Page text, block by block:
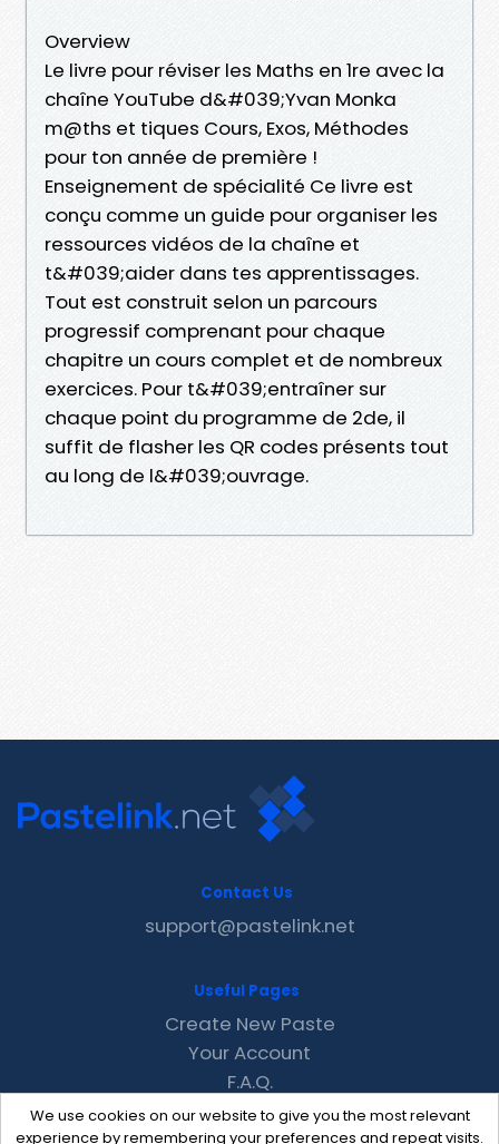
Overview
Le livre pour réviser les Maths en 1re avec la
chaîne YouTube d&#039;Yvan Monka
m@ths et tiques Cours, Exos, Méthodes
pour ton année de première !
Enseignement de spécialité Ce livre est
conçu comme un guide pour organiser les
ressources vidéos de la chaîne et
t&#039;aider dans tes apprentissages.
Tout est construit selon un parcours
progressif comprenant pour chaque
chapitre un cours complet et de nombreux
exercices. Pour t&#039;entraîner sur
chaque point du programme de 2de, il
suffit de flasher les QR codes présents tout
au long de l&#039;ouvrage.
We use cookies on our website to give you the most relevant
experience by remembering your preferences and repeat visits.
Contact Us
support@pastelink.net
Useful Pages
Create New Paste
Your Account
F.A.Q.
Recent